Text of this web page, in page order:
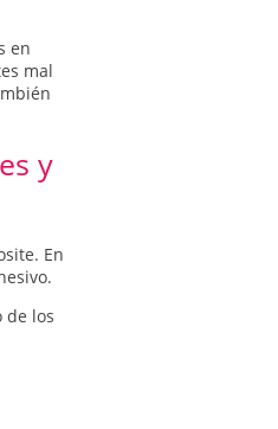
en
mal
y
En
de los